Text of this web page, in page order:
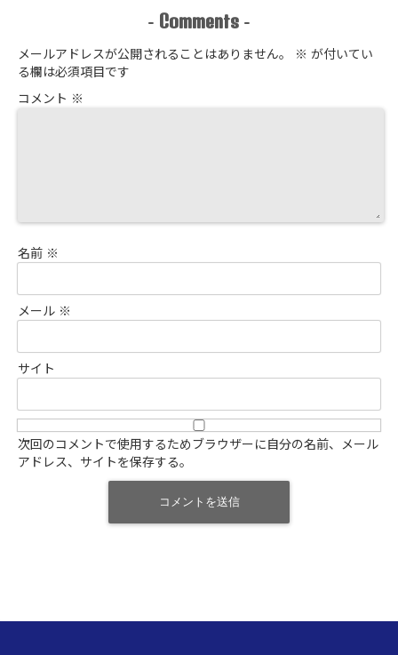
- Comments -
メールアドレスが公開されることはありません。 ※ が付いてい
る欄は必須項目です
コメント ※
名前 ※
メール ※
サイト
次回のコメントで使用するためブラウザーに自分の名前、メール
アドレス、サイトを保存する。